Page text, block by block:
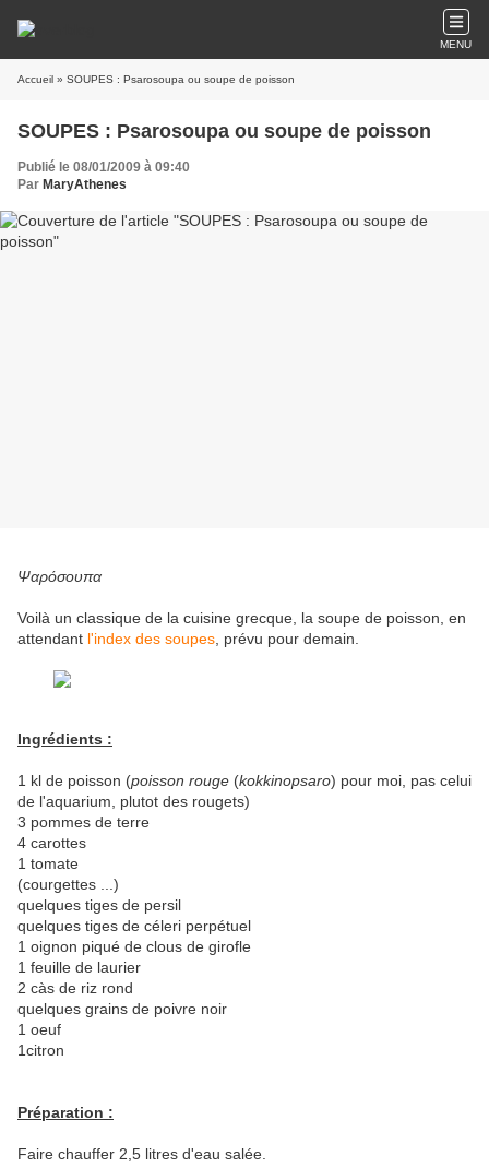
MENU
Accueil » SOUPES : Psarosoupa ou soupe de poisson
SOUPES : Psarosoupa ou soupe de poisson
Publié le 08/01/2009 à 09:40
Par MaryAthenes
Ψαρόσουπα
Voilà un classique de la cuisine grecque, la soupe de poisson, en
attendant l'index des soupes , prévu pour demain.
Ingrédients :
1 kl de poisson (poisson rouge (kokkinopsaro) pour moi, pas celui
de l'aquarium, plutot des rougets)
3 pommes de terre
4 carottes
1 tomate
(courgettes ...)
quelques tiges de persil
quelques tiges de céleri perpétuel
1 oignon piqué de clous de girofle
1 feuille de laurier
2 càs de riz rond
quelques grains de poivre noir
1 oeuf
1citron
Préparation :
Faire chauffer 2,5 litres d'eau salée.